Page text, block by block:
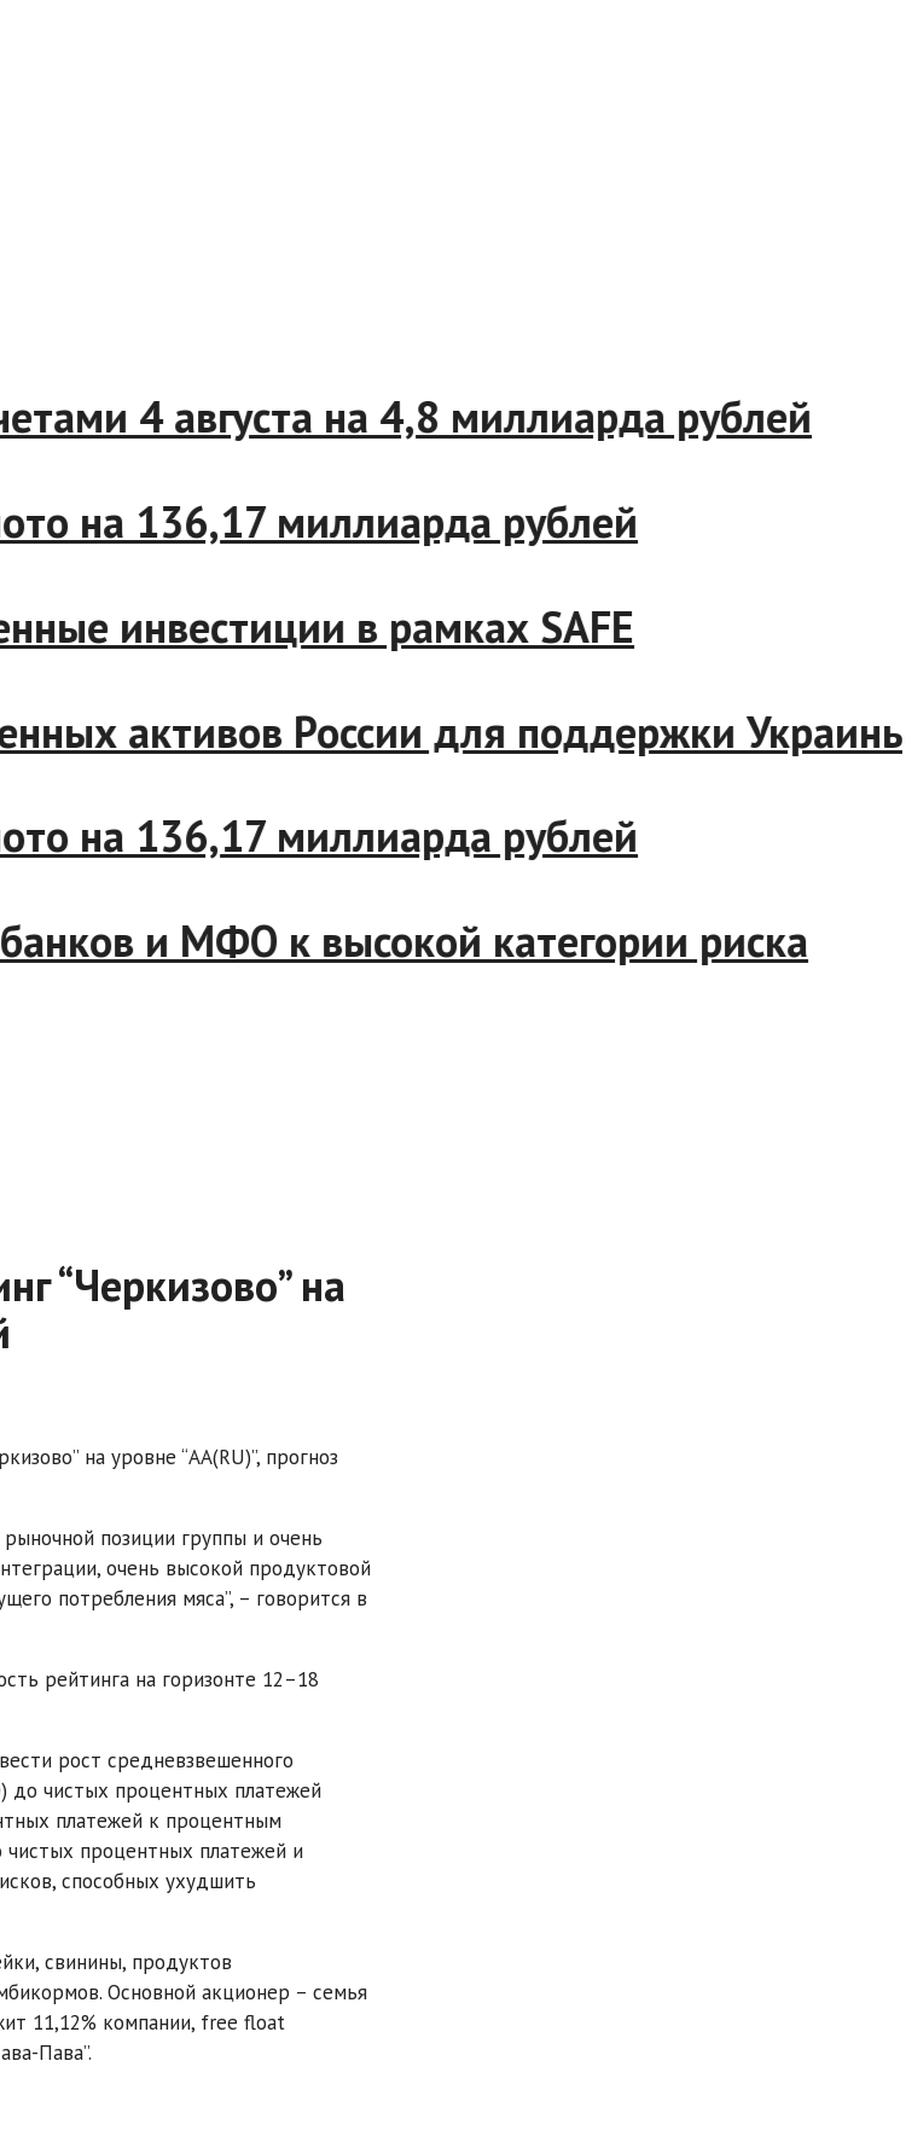
4 августа на 4,8 миллиарда рублей
на 136,17 миллиарда рублей
инвестиции в рамках SAFE
активов России для поддержки
на 136,17 миллиарда рублей
банков и МФО к высокой категории риска
“Черкизово” на
на уровне “АA(RU)”, прогноз
позиции группы и очень
очень высокой продуктовой
потребления мяса”, – говорится в
рейтинга на горизонте 12–18
рост средневзвешенного
до чистых процентных платежей
платежей к процентным
процентных платежей и
способных ухудшить
свинины, продуктов
Основной акционер – семья
11,12% компании, free float
Пава”.